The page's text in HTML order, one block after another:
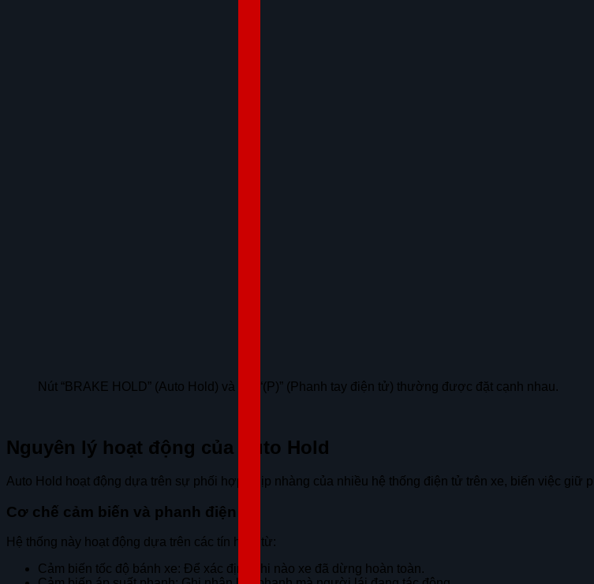
Nút “BRAKE HOLD” (Auto Hold) và nút “(P)” (Phanh tay điện tử) thường được đặt cạnh nhau.
Nguyên lý hoạt động của Auto Hold
Auto Hold hoạt động dựa trên sự phối hợp nhịp nhàng của nhiều hệ thống điện tử trên xe, biến việc giữ
Cơ chế cảm biến và phanh điện tử
Hệ thống này hoạt động dựa trên các tín hiệu từ:
Cảm biến tốc độ bánh xe: Để xác định khi nào xe đã dừng hoàn toàn.